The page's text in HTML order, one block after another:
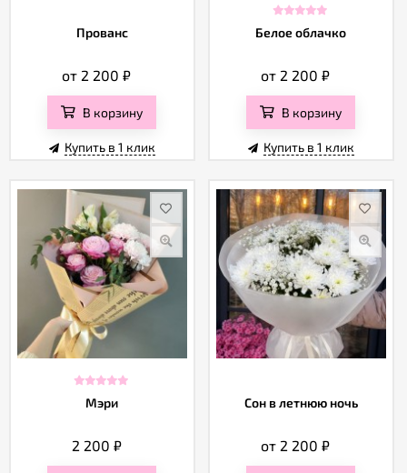
Прованс
от 2 200₽
В корзину
Купить в 1 клик
Белое облачко
от 2 200₽
В корзину
Купить в 1 клик
Мэри
2 200 ₽
Сон в летнюю ночь
от 2 200₽